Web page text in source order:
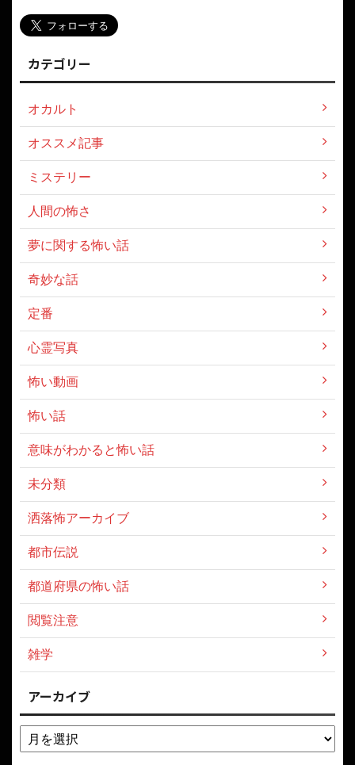
カテゴリー
オカルト
オススメ記事
ミステリー
人間の怖さ
夢に関する怖い話
奇妙な話
定番
心霊写真
怖い動画
怖い話
意味がわかると怖い話
未分類
洒落怖アーカイブ
都市伝説
都道府県の怖い話
閲覧注意
雑学
アーカイブ